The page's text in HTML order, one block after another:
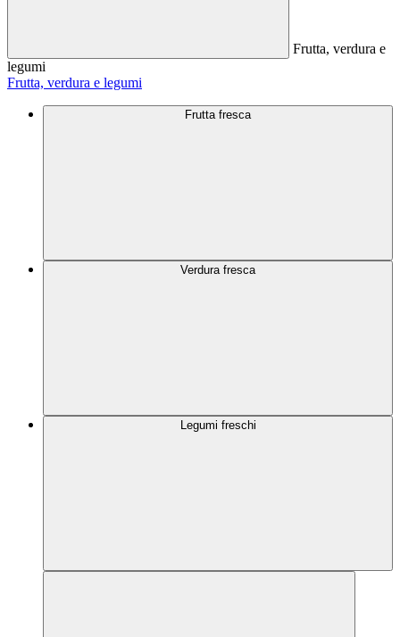
Frutta, verdura e
legumi
Frutta, verdura e legumi
Frutta fresca
Verdura fresca
Legumi freschi